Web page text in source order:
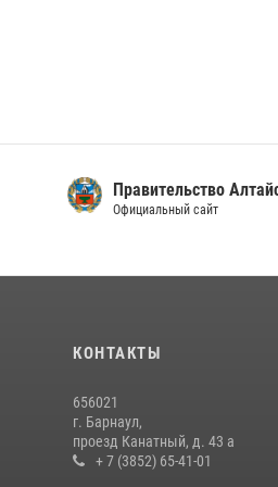
Правительство
Официальный сайт
КОНТАКТЫ
656021
г. Барнаул,
проезд Канатный, д. 43 а
+ 7 (3852) 65-41-01